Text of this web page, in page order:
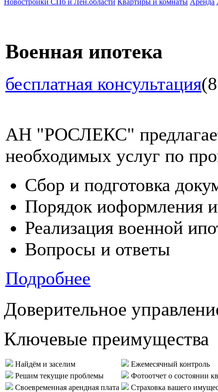
Военная ипотека
бесплатная консультация
АН "РОСЛЕКС"
необходимых услуг по
Сбор и подготовка
Порядок иоформления
Реализация военной
Вопросы и ответы
Подробнее
Доверительное
Ключевые преимущества
Найдём и заселим
Ежемесячный контроль
Решим текущие проблемы
Фотоотчет о состоянии
Своевременная арендная плата
Страховка вашего